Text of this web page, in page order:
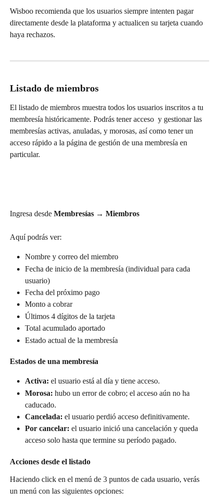
Wisboo recomienda que los usuarios siempre intenten pagar
directamente desde la plataforma y actualicen su tarjeta cuando
haya rechazos.
Listado de miembros
El listado de miembros muestra todos los usuarios inscritos a tu
membresía históricamente. Podrás tener acceso  y gestionar las
membresías activas, anuladas, y morosas, así como tener un
acceso rápido a la página de gestión de una membresía en
particular.
Ingresa desde Membresías → Miembros
Aquí podrás ver:
Nombre y correo del miembro
Fecha de inicio de la membresía (individual para cada
usuario)
Fecha del próximo pago
Monto a cobrar
Últimos 4 dígitos de la tarjeta
Total acumulado aportado
Estado actual de la membresía
Estados de una membresía
Activa: el usuario está al día y tiene acceso.
Morosa: hubo un error de cobro; el acceso aún no ha
caducado.
Cancelada: el usuario perdió acceso definitivamente.
Por cancelar: el usuario inició una cancelación y queda
acceso solo hasta que termine su período pagado.
Acciones desde el listado
Haciendo click en el menú de 3 puntos de cada usuario, verás
un menú con las siguientes opciones: